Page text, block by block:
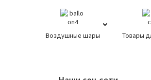
Воздушные шары Товары
сайдбар